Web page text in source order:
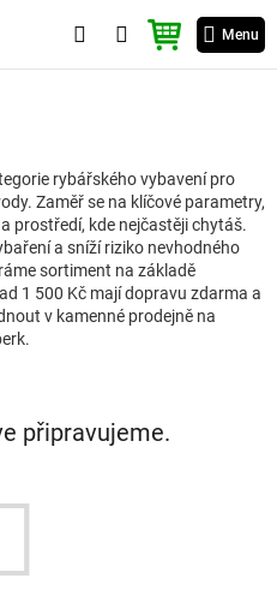
Menu
NÁKUPNÍ
KOŠÍK
rybářského vybavení pro
Zaměř se na klíčové parametry,
prostředí, kde nejčastěji chytáš.
a sníží riziko nevhodného
sortiment na základě
1 500 Kč mají dopravu zdarma a
v kamenné prodejně na
připravujeme.